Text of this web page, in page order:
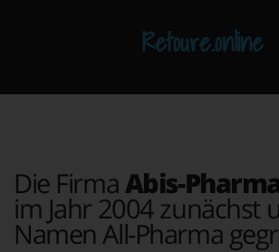
Retoure.online
Die Firma Abis-
im Jahr 2004 zunächst
Namen All-Pharma